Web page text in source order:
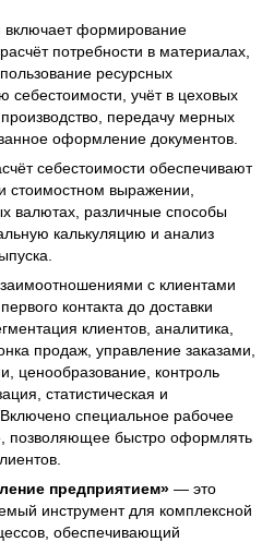
включает формирование
потребности в материалах,
ресурсных
себестоимости, учёт в цеховых
передачу мерных
оформление документов.
себестоимости обеспечивают
стоимостном выражении,
валютах, различные способы
калькуляцию и анализ
с клиентами
контакта до доставки
клиентов, аналитика,
продаж, управление заказами,
ценообразование, контроль
статистическая и
Включено специальное рабочее
позволяющее быстро оформлять
предприятием» — это
инструмент для комплексной
обеспечивающий